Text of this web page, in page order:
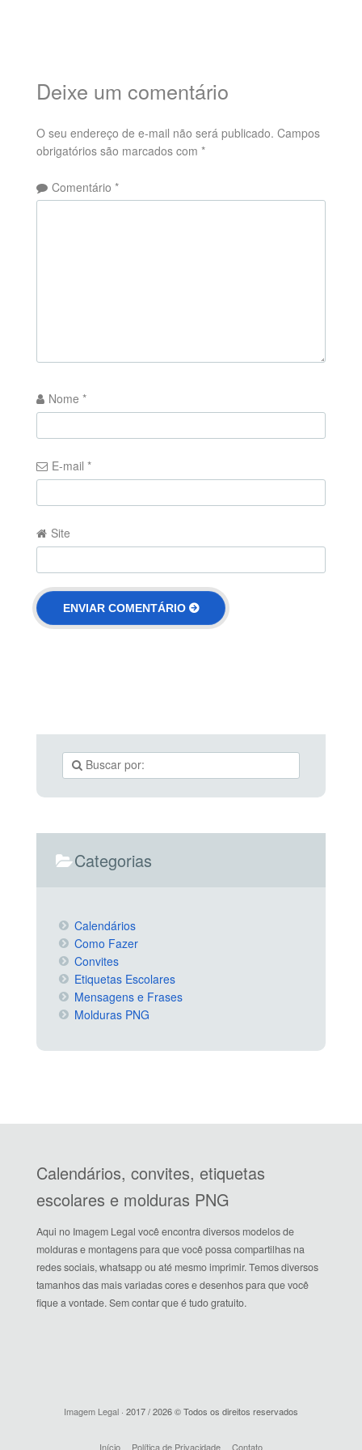
Deixe um comentário
O seu endereço de e-mail não será publicado. Campos
obrigatórios são marcados com *
Comentário *
Nome *
E-mail *
Site
Categorias
Calendários
Como Fazer
Convites
Etiquetas Escolares
Mensagens e Frases
Molduras PNG
Calendários, convites, etiquetas
escolares e molduras PNG
Aqui no Imagem Legal você encontra diversos modelos de
molduras e montagens para que você possa compartilhas na
redes sociais, whatsapp ou até mesmo imprimir. Temos diversos
tamanhos das mais variadas cores e desenhos para que você
fique a vontade. Sem contar que é tudo gratuito.
Imagem Legal · 2017 / 2026 © Todos os direitos reservados
Início Política de Privacidade Contato